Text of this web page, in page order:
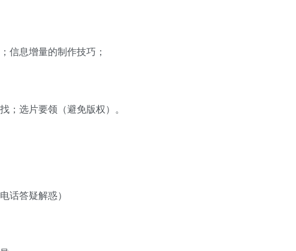
信息增量的制作技巧；
；选片要领（避免版权）。
话答疑解惑）